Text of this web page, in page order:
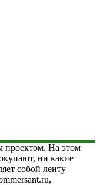
проектом. На этом
ни какие
собой ленту